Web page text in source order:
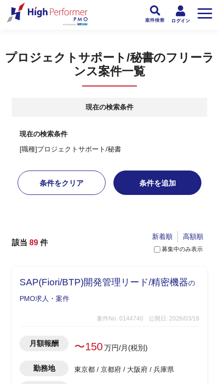
プロジェクトサポート/秘書のフリーラ
ンス案件一覧
現在の検索条件
現在の検索条件
[職種]プロジェクトサポート/秘書
条件をクリア 条件を追加
該当 89 件
募集中のみ表示
新着順 高額順
SAP(Fiori/BTP)開発管理リード/精密機器の
PMO求人・案件
案件No. 0144740 公開日: 2026/03/18
月額報酬 〜150万円/月(税別)
勤務地 東京都 / 京都府 / 大阪府 / 兵庫県